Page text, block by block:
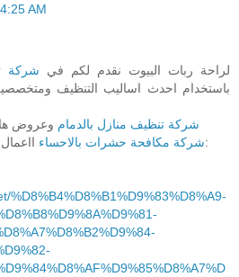
AM
لراحة ربات البيوت نقدم لكم في شركة
باستخدام احدث اساليب التنظيف
شركة تنظيف منازل بالدمام وعروض
شركة مكافحة حشرات بالاحساءااعمال مكافحة دورية موقعنا:
%D8%B4%D8%B1%D9%83%D8%A9-